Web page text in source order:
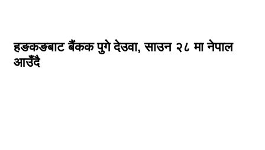
हङकङबाट बैंकक पुगे देउवा, साउन २८ मा नेपाल
आउँदै